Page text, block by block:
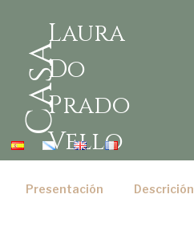
Casa
Laura
Do
Prado
Vello
Presentación Descrición